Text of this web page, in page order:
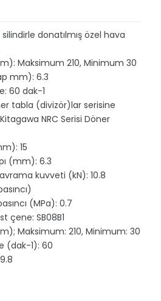
donatılmış özel hava
Maksimum 210, Minimum 30
mm): 6.3
60 dak-1
tabla (divizör)lar serisine
NRC Serisi Döner
15
(mm): 6.3
kuvveti (kN): 10.8
(MPa): 0.7
çene: SB08B1
Maksimum: 210, Minimum: 30
(dak-1): 60